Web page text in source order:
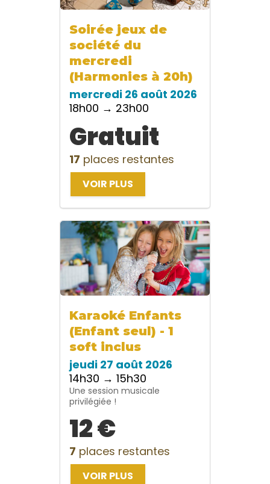
Soirée jeux de
société du
mercredi
(Harmonies à 20h)
mercredi 26 août 2026
18h00 → 23h00
Gratuit
17 places restantes
VOIR PLUS
Karaoké Enfants
(Enfant seul) - 1
soft inclus
jeudi 27 août 2026
14h30 → 15h30
Une session musicale
privilégiée !
12 €
7 places restantes
VOIR PLUS